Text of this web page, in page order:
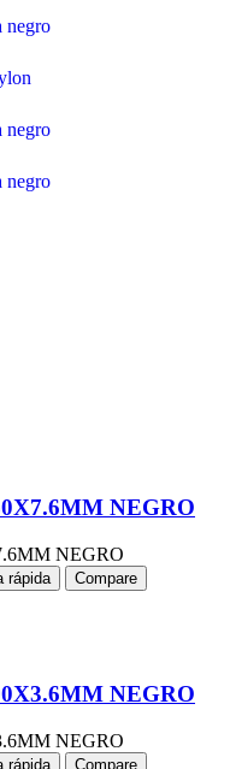
NEGRO
rápida Compare
NEGRO
rápida Compare